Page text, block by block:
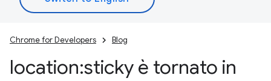
Chrome for Developers Blog
location:sticky è tornato in